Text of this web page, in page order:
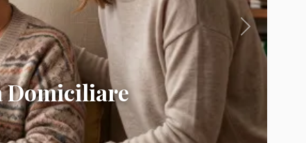
Domiciliare
Successivo